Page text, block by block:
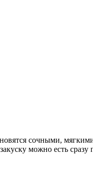
сочными,
можно есть сразу